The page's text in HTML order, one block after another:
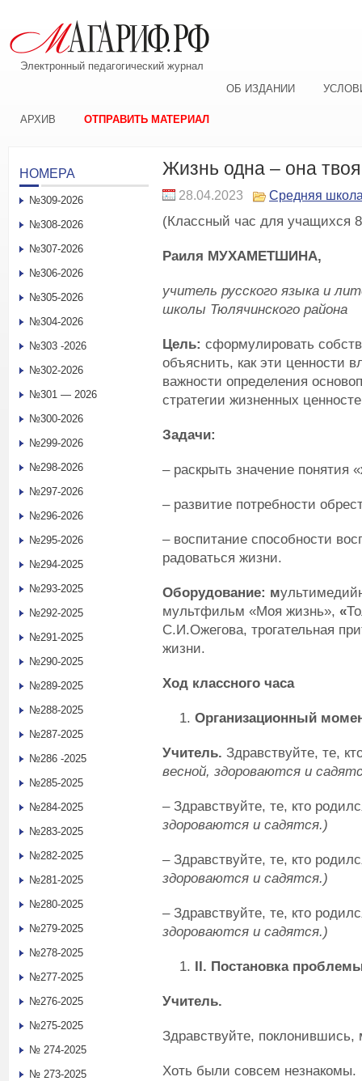
Электронный педагогический журнал
ОБ ИЗДАНИИ
АРХИВ ОТПРАВИТЬ МАТЕРИАЛ
Жизнь одна – она
28.04.2023 Средняя
(Классный час для учащихся
Раиля МУХАМЕТШИНА,
учитель русского языка и
школы Тюлячинского района
Цель: сформулировать
объяснить, как эти ценности
важности определения
стратегии жизненных
Задачи:
– раскрыть значение понятия
– развитие потребности
– воспитание способности
радоваться жизни.
Оборудование: м
мультфильм «Моя жизнь», «
С.И.Ожегова, трогательная
жизни.
Ход классного часа
Организационный
Учитель. Здравствуйте, те,
весной, здороваются и
– Здравствуйте, те, кто
здороваются и садятся.)
– Здравствуйте, те, кто
здороваются и садятся.)
– Здравствуйте, те, кто
здороваются и садятся.)
II. Постановка
Учитель.
Здравствуйте, поклонившись,
Хоть были совсем незнакомы.
НОМЕРА
№309-2026
№308-2026
№307-2026
№306-2026
№305-2026
№304-2026
№303 -2026
№302-2026
№301 — 2026
№300-2026
№299-2026
№298-2026
№297-2026
№296-2026
№295-2026
№294-2025
№293-2025
№292-2025
№291-2025
№290-2025
№289-2025
№288-2025
№287-2025
№286 -2025
№285-2025
№284-2025
№283-2025
№282-2025
№281-2025
№280-2025
№279-2025
№278-2025
№277-2025
№276-2025
№275-2025
№ 274-2025
№ 273-2025